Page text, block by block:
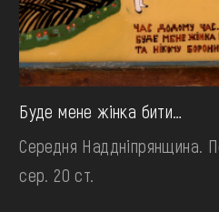
Буде мене жінка бити…
Середня Наддніпрянщина.
сер. 20 ст.